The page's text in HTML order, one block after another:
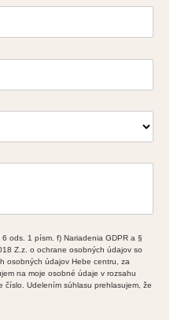
ods. 1 písm. f) Nariadenia GDPR a §
Z.z. o ochrane osobných údajov so
osobných údajov Hebe centru, za
na moje osobné údaje v rozsahu
číslo. Udelením súhlasu prehlasujem, že